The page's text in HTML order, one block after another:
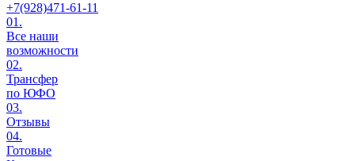
+7(928)471-61-11
01.
Все наши
возможности
02.
Трансфер
по ЮФО
03.
Отзывы
04.
Готовые